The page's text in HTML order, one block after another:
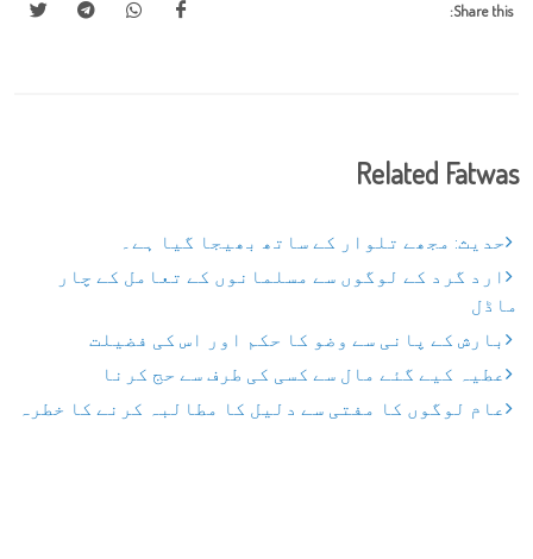
Share this:
Related Fatwas
حدیث: مجھے تلوار کے ساتھ بھیجا گیا ہے۔
ارد گرد کے لوگوں سے مسلمانوں کے تعامل کے چار
ماڈل
بارش کے پانی سے وضو کا حکم اور اس کی فضیلت
عطیہ کیے گئے مال سے کسی کی طرف سے حج کرنا
عام لوگوں کا مفتی سے دلیل کا مطالبہ کرنے کا خطرہ